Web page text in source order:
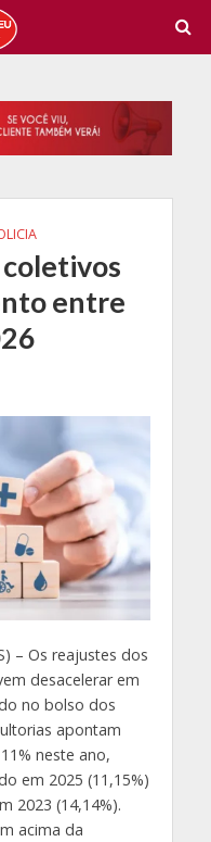
coletivos
entre
– Os reajustes dos
desacelerar em
no bolso dos
apontam
neste ano,
em 2025 (11,15%)
2023 (14,14%).
acima da